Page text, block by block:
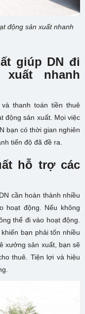
động sản xuất nhanh
giúp DN đi
nhanh
thanh toán tiền thuê
động sản xuất. Mọi việc
bạn có thời gian nghiên
tiến độ đã đề ra.
hỗ trợ các
cần hoàn thành nhiều
hoạt động. Nếu không
thể đi vào hoạt động.
bạn phải tốn nhiều
xưởng sản xuất, bạn sẽ
thuê. Tiện lợi và hiệu